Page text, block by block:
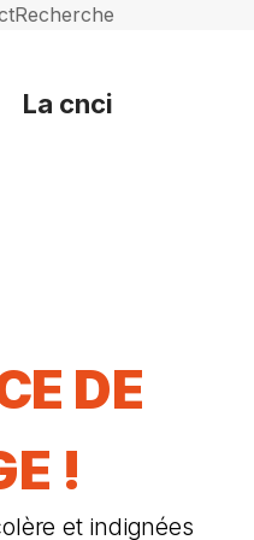
Recherche
La cnci
DE
!
et indignées